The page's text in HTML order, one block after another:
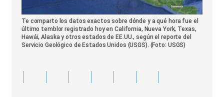
Te comparto los datos exactos sobre dónde y a qué hora fue el
último temblor registrado hoy en California, Nueva York, Texas,
Hawái, Alaska y otros estados de EE.UU., según el reporte del
Servicio Geológico de Estados Unidos (USGS). (Foto: USGS)